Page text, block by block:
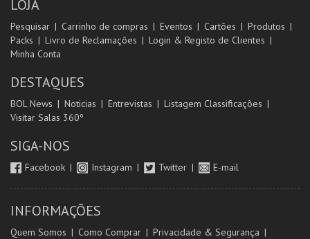
LOJA
Pesquisar Carrinho de compras Eventos Cartões
Produtos
Packs
Livro de Reclamações
Login & Registo de Clientes
Minha Conta
DESTAQUES
BOL News Noticias Entrevistas
Listagem Classificações
Visitar Salas 360º
SIGA-NOS
Facebook Instagram Twitter E-mail
INFORMAÇÕES
Quem Somos Como Comprar
Privacidade & Segurança